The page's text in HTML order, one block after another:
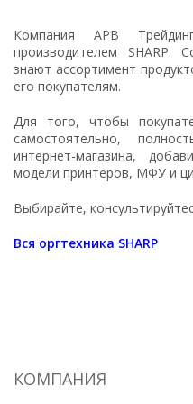
Компания АРВ
производителем SHARP.
знают ассортимент
его покупателям.
Для того, чтобы
самостоятельно,
интернет-магазина,
модели принтеров, МФУ и
Выбирайте,
Вся оргтехника SHARP
КОМПАНИЯ